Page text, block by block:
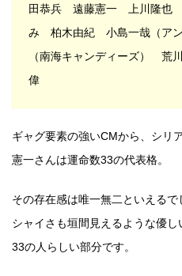
田恭兵 遠藤憲一 上川隆也
み 柏木由紀 小島一哉（ア
（南海キャンディーズ）
偉
ギャグ要素の強いCMから、シリ
憲一さんは運命数33の代表格。
その存在感は唯一無二といえる
シャイさも垣間見えるような優
33の人らしい部分です。